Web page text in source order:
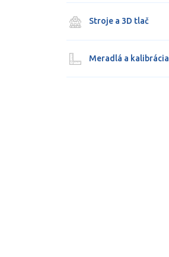
Stroje a 3D tlač
Meradlá a kalibrácia